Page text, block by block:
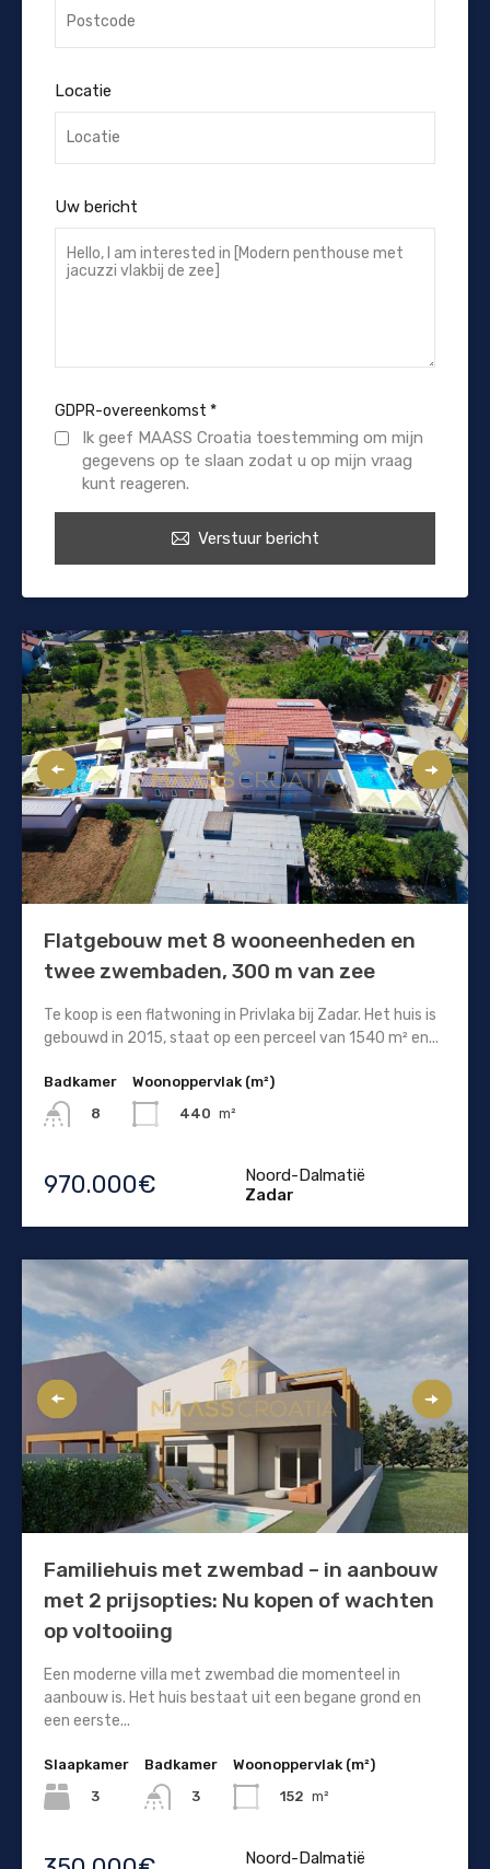
Locatie
Uw bericht
GDPR-overeenkomst *
Ik geef MAASS Croatia toestemming om mijn
gegevens op te slaan zodat u op mijn vraag
kunt reageren.
Verstuur bericht
Flatgebouw met 8 wooneenheden en
twee zwembaden, 300 m van zee
Te koop is een flatwoning in Privlaka bij Zadar. Het huis is
gebouwd in 2015, staat op een perceel van 1540 m² en...
Badkamer
8
Woonoppervlak (m²)
440 m²
970.000€
Noord-Dalmatië
Zadar
Familiehuis met zwembad – in aanbouw
met 2 prijsopties: Nu kopen of wachten
op voltooiing
Een moderne villa met zwembad die momenteel in
aanbouw is. Het huis bestaat uit een begane grond en
een eerste...
Slaapkamer
3
Badkamer
3
Woonoppervlak (m²)
152 m²
Noord-Dalmatië